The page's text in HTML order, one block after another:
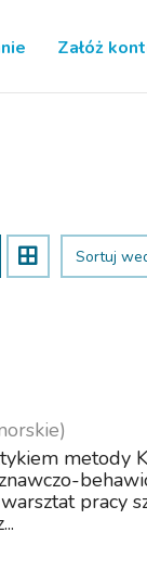
Załóż
Sortuj
metody
pracy